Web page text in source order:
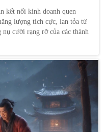
kết nối kinh doanh quen
lượng tích cực, lan tỏa từ
cười rạng rỡ của các thành